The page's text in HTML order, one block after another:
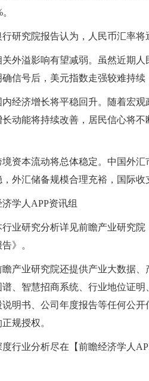
行研究院报告认为，人民币汇率将
关外溢影响有望减弱。虽然近期
信号后，美元指数走强较难持续
内经济增长将平稳回升。随着宏
动能将持续改善，居民信心将
境资本流动将总体稳定。中国外
外汇储备规模合理充裕，国际收
学人APP资讯组
业研究分析详见前瞻产业研究院
》。
瞻产业研究院还提供产业大数据
、智慧招商系统、行业地位证
明书、公司年度报告等任何公
规授权。
行业分析尽在【前瞻经济学人